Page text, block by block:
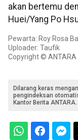
akan bertemu
Huei/Yang Po
Pewarta: Roy Rosa
Uploader: Taufik
Copyright © ANTARA
Dilarang keras
pengindeksan
Kantor Berita ANTARA.